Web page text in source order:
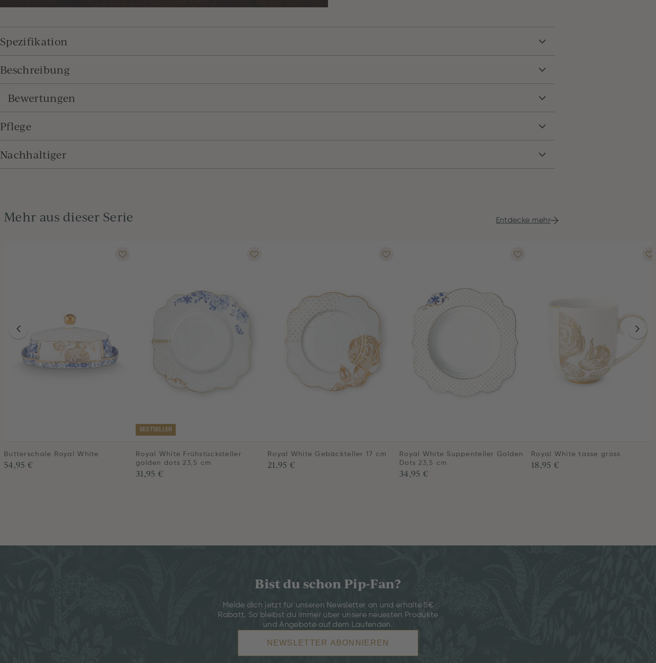
Spezifikation
Beschreibung
Bewertungen
Pflege
Nachhaltiger
Mehr aus dieser Serie Entdecke mehr
Butterschale Royal White
54,95 €
BESTSELLER
Royal White Frühstücksteller
golden dots 23,5 cm
31,95 €
Royal White Gebäckteller 17 cm
21,95 €
Royal White Suppenteller Golden
Dots 23,5 cm
34,95 €
Royal White tasse gross
18,95 €
Bist du schon Pip-Fan?
Melde dich jetzt für unseren Newsletter an und erhalte 5€
Rabatt. So bleibst du immer über unsere neuesten Produkte
und Angebote auf dem Laufenden.
NEWSLETTER ABONNIEREN